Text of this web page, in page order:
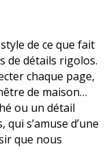
de ce que fait
de détails rigolos.
chaque page,
de maison…
ou un détail
s’amuse d’une
que nous